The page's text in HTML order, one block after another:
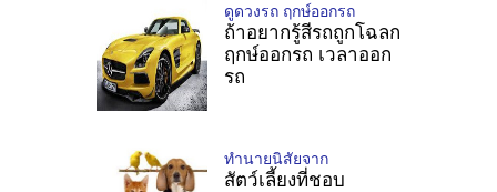
ดูดวงรถ ฤกษ์ออกรถ
ถ้าอยากรู้สีรถถูกโฉลก
ฤกษ์ออกรถ เวลาออก
รถ
ทำนายนิสัยจาก
สัตว์เลี้ยงที่ชอบ